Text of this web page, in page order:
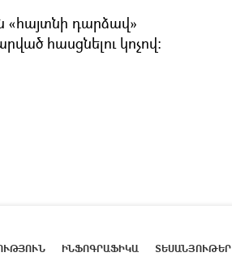
«հայտնի դարձավ»
հասցնելու կոչով։
ԻՆՖՈԳՐԱՖԻԿԱ ՏԵՍԱՆՅՈՒԹԵՐ